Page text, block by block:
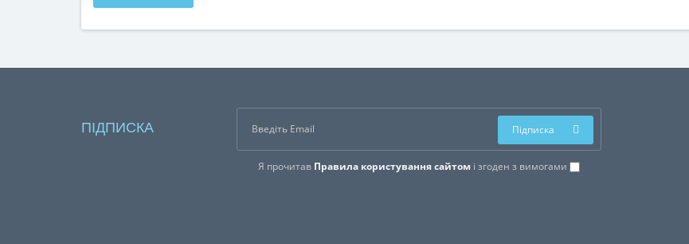
ПІДПИСКА
Я прочитав Правила користування сайтомі згоден з вимогами
Підписка